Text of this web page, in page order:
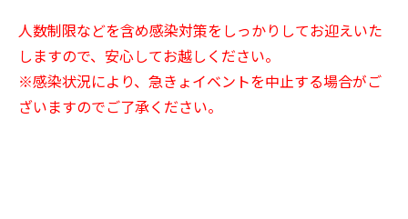
人数制限などを含め感染対策をしっかりしてお迎えいた
しますので、安心してお越しください。
※感染状況により、急きょイベントを中止する場合がご
ざいますのでご了承ください。